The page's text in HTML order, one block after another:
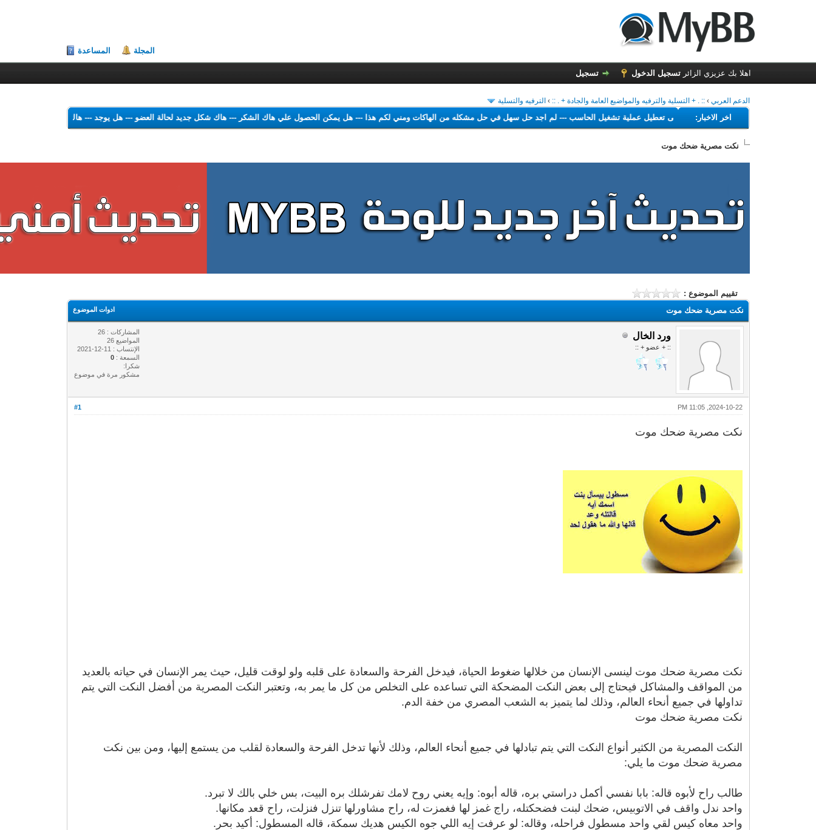
المجلة المساعدة
اهلا بك عزيزي الزائر تسجيل الدخول تسجيل
الدعم العربي ›:: . + التسلية والترفيه والمواضيع العامة والجادة + . :: › الترفيه والتسلية
اخر الاخبار:
---البرامج التي تهدف إلى تعطيل عملية تشغيل الحاسب--- لم اجد حل سهل في حل مشكله من الهاكات ومني لكم هذا--- هل يمكن الحصول علي هاك الشكر--- هاك شكل جديد لحالة العضو---هل يوجد
نكت مصرية ضحك موت
تقييم الموضوع :
ادوات الموضوع نكت مصرية ضحك موت
ورد الخال
:: + عضو + ::
المشاركات : 26
المواضيع 26
الإنتساب : 11-12-2021
السمعة :0
شكرا:
مشكور مرة في موضوع
#1 2024-10-22, 11:05 PM
نكت مصرية ضحك موت
نكت مصرية ضحك موت لينسى الإنسان من خلالها ضغوط الحياة، فيدخل الفرحة والسعادة على قلبه ولو لوقت قليل، حيث يمر الإنسان في حياته بالعديد
من المواقف والمشاكل فيحتاج إلى بعض النكت المضحكة التي تساعده على التخلص من كل ما يمر به، وتعتبر النكت المصرية من أفضل النكت التي يتم
تداولها في جميع أنحاء العالم، وذلك لما يتميز به الشعب المصري من خفة الدم.
نكت مصرية ضحك موت
النكت المصرية من الكثير أنواع النكت التي يتم تبادلها في جميع أنحاء العالم، وذلك لأنها تدخل الفرحة والسعادة لقلب من يستمع إليها، ومن بين نكت
مصرية ضحك موت ما يلي:
طالب راح لأبوه قاله: بابا نفسي أكمل دراستي بره، قاله أبوه: وإيه يعني روح لامك تفرشلك بره البيت، بس خلي بالك لا تبرد.
واحد ندل واقف في الاتوبيس، ضحك لبنت فضحكتله، راج غمز لها فغمزت له، راح مشاورلها تنزل فنزلت، راح قعد مكانها.
واحد معاه كيس لقي واحد مسطول فراحله، وقاله: لو عرفت إيه اللي جوه الكيس هديك سمكة، قاله المسطول: أكيد بحر.